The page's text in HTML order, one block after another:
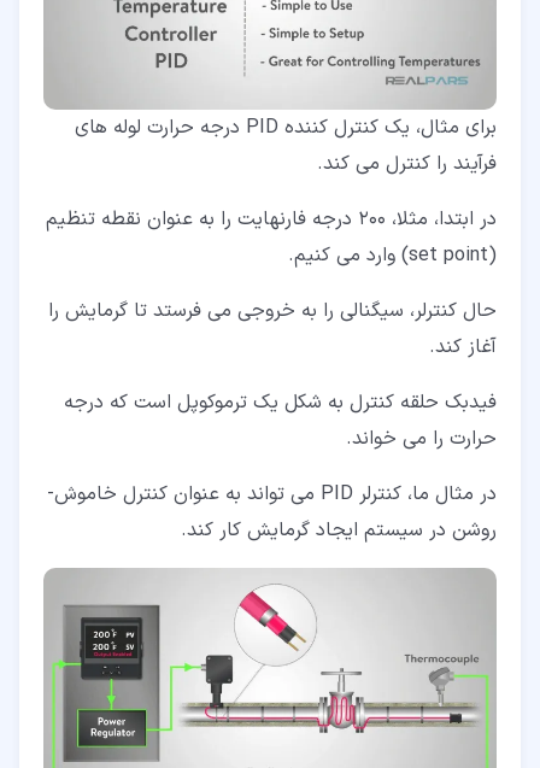
برای مثال، یک کنترل کننده PID درجه حرارت لوله های
فرآیند را کنترل می کند.
در ابتدا، مثلا، 200 درجه فارنهایت را به عنوان نقطه تنظیم
(set point) وارد می کنیم.
حال کنترلر، سیگنالی را به خروجی می­ فرستد تا گرمایش را
آغاز کند.
فیدبک حلقه کنترل به شکل یک ترموکوپل است که درجه
حرارت را می ­خواند.
در مثال ما، کنترلر PID می تواند به عنوان کنترل خاموش-
روشن در سیستم ایجاد گرمایش کار کند.